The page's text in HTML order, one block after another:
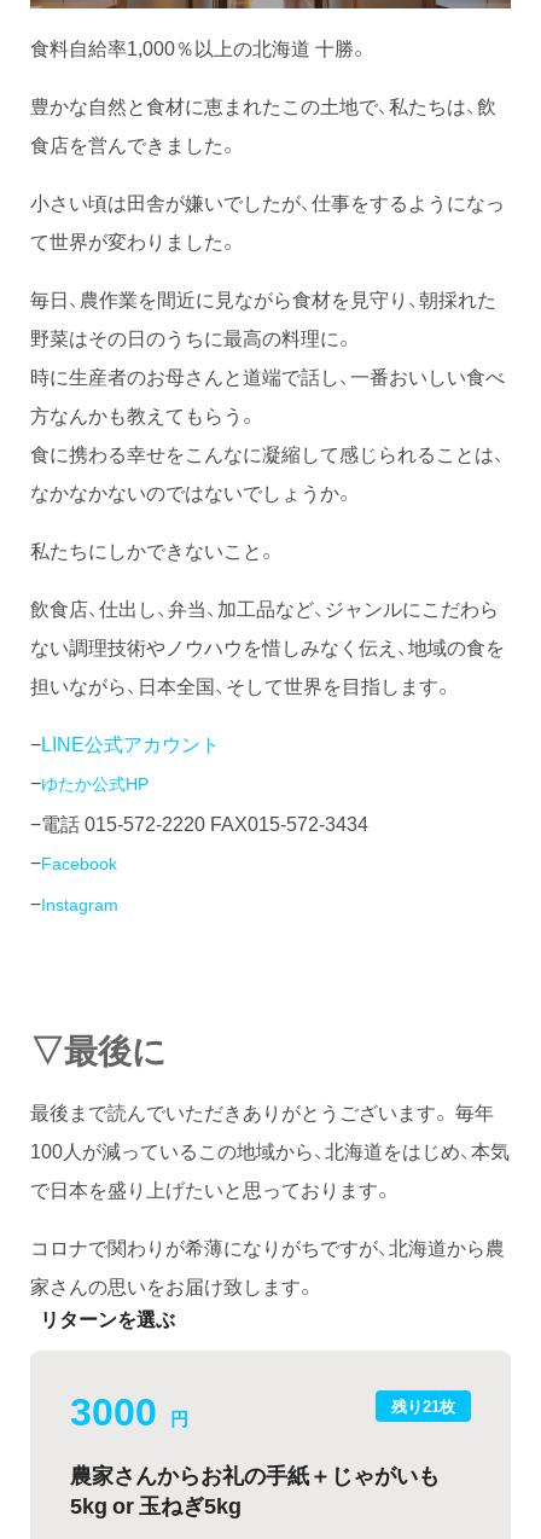
食料自給率1,000％以上の北海道 十勝。
豊かな自然と食材に恵まれたこの土地で、私たちは、飲
食店を営んできました。
小さい頃は田舎が嫌いでしたが、仕事をするようになっ
て世界が変わりました。
毎日、農作業を間近に見ながら食材を見守り、朝採れた
野菜はその日のうちに最高の料理に。
時に生産者のお母さんと道端で話し、一番おいしい食べ
方なんかも教えてもらう。
食に携わる幸せをこんなに凝縮して感じられることは、
なかなかないのではないでしょうか。
私たちにしかできないこと。
飲食店、仕出し、弁当、加工品など、ジャンルにこだわら
ない調理技術やノウハウを惜しみなく伝え、地域の食を
担いながら、日本全国、そして世界を目指します。
−LINE公式アカウント
−ゆたか公式HP
−電話 015-572-2220 FAX015-572-3434
−Facebook
−Instagram
▽最後に
最後まで読んでいただきありがとうございます。 毎年
100人が減っているこの地域から、北海道をはじめ、本気
で日本を盛り上げたいと思っております。
コロナで関わりが希薄になりがちですが、北海道から農
家さんの思いをお届け致します。
リターンを選ぶ
残り21枚
3000 円
農家さんからお礼の手紙＋じゃがいも
5kg or 玉ねぎ5kg